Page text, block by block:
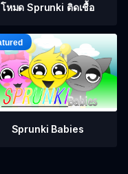
โหมด Sprunki ติดเชื้อ
Sprunki Babies